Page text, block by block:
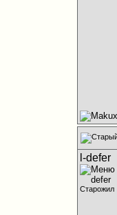
l-defer
Старожил